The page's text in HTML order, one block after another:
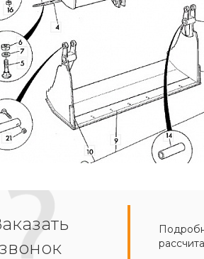
звонок